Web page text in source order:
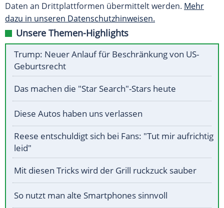
Daten an Drittplattformen übermittelt werden. Mehr
dazu in unseren Datenschutzhinweisen.
Unsere Themen-Highlights
Trump: Neuer Anlauf für Beschränkung von US-
Geburtsrecht
Das machen die "Star Search"-Stars heute
Diese Autos haben uns verlassen
Reese entschuldigt sich bei Fans: "Tut mir aufrichtig
leid"
Mit diesen Tricks wird der Grill ruckzuck sauber
So nutzt man alte Smartphones sinnvoll